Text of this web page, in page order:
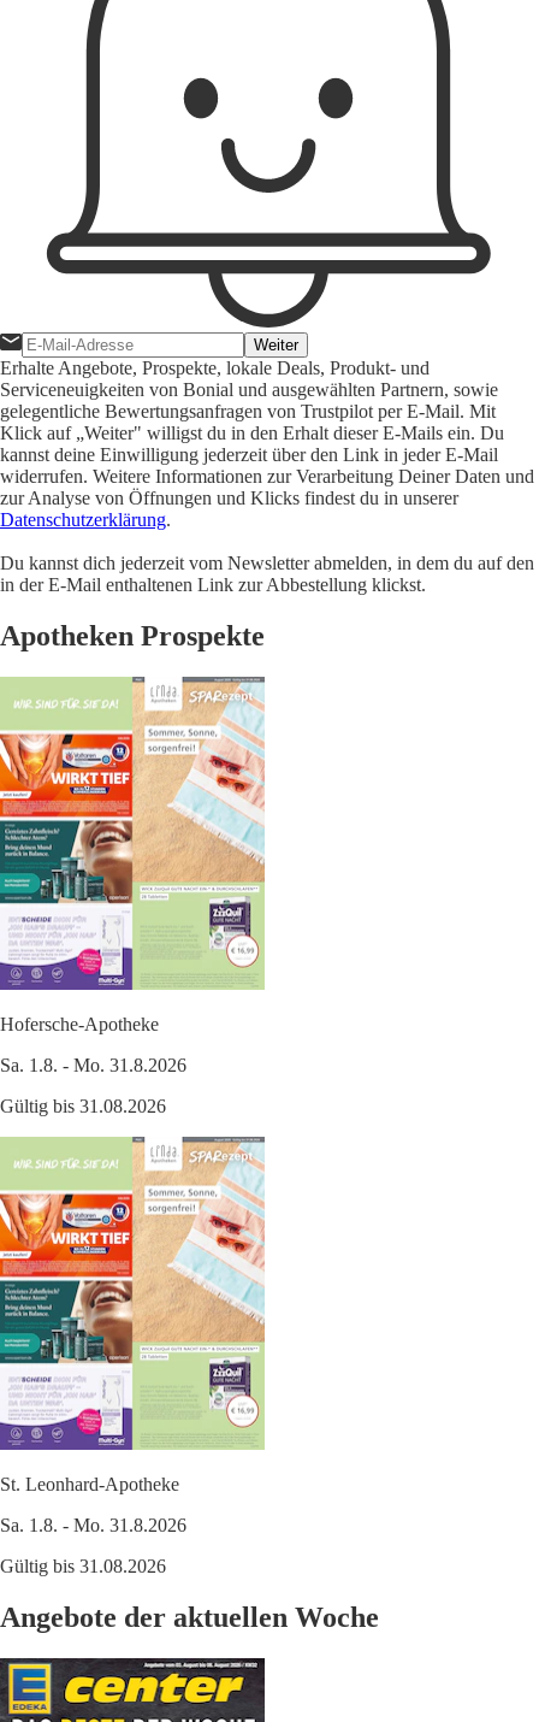
Weiter
Erhalte Angebote, Prospekte, lokale Deals, Produkt- und
Serviceneuigkeiten von Bonial und ausgewählten Partnern, sowie
gelegentliche Bewertungsanfragen von Trustpilot per E-Mail. Mit
Klick auf „Weiter" willigst du in den Erhalt dieser E-Mails ein. Du
kannst deine Einwilligung jederzeit über den Link in jeder E-Mail
widerrufen. Weitere Informationen zur Verarbeitung Deiner Daten und
zur Analyse von Öffnungen und Klicks findest du in unserer
Datenschutzerklärung.
Du kannst dich jederzeit vom Newsletter abmelden, in dem du auf den
in der E-Mail enthaltenen Link zur Abbestellung klickst.
Apotheken Prospekte
Hofersche-Apotheke
Sa. 1.8. - Mo. 31.8.2026
Gültig bis 31.08.2026
St. Leonhard-Apotheke
Sa. 1.8. - Mo. 31.8.2026
Gültig bis 31.08.2026
Angebote der aktuellen Woche